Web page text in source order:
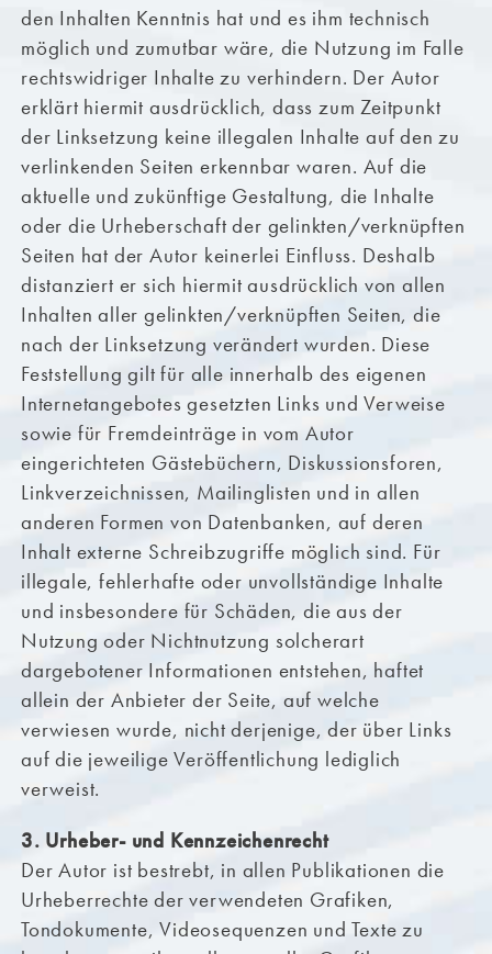
den Inhalten Kenntnis hat und es ihm technisch
möglich und zumutbar wäre, die Nutzung im Falle
rechtswidriger Inhalte zu verhindern. Der Autor
erklärt hiermit ausdrücklich, dass zum Zeitpunkt
der Linksetzung keine illegalen Inhalte auf den zu
verlinkenden Seiten erkennbar waren. Auf die
aktuelle und zukünftige Gestaltung, die Inhalte
oder die Urheberschaft der gelinkten/verknüpften
Seiten hat der Autor keinerlei Einfluss. Deshalb
distanziert er sich hiermit ausdrücklich von allen
Inhalten aller gelinkten/verknüpften Seiten, die
nach der Linksetzung verändert wurden. Diese
Feststellung gilt für alle innerhalb des eigenen
Internetangebotes gesetzten Links und Verweise
sowie für Fremdeinträge in vom Autor
eingerichteten Gästebüchern, Diskussionsforen,
Linkverzeichnissen, Mailinglisten und in allen
anderen Formen von Datenbanken, auf deren
Inhalt externe Schreibzugriffe möglich sind. Für
illegale, fehlerhafte oder unvollständige Inhalte
und insbesondere für Schäden, die aus der
Nutzung oder Nichtnutzung solcherart
dargebotener Informationen entstehen, haftet
allein der Anbieter der Seite, auf welche
verwiesen wurde, nicht derjenige, der über Links
auf die jeweilige Veröffentlichung lediglich
verweist.
3. Urheber- und Kennzeichenrecht
Der Autor ist bestrebt, in allen Publikationen die
Urheberrechte der verwendeten Grafiken,
Tondokumente, Videosequenzen und Texte zu